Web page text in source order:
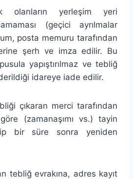
olanların yerleşim yeri
(geçici ayrılmalar
posta memuru tarafından
şerh ve imza edilir. Bu
yapıştırılmaz ve tebliğ
idareye iade edilir.
çıkaran merci tarafından
(zamanaşımı vs.) tayin
bir süre sonra yeniden
tebliğ evrakına, adres kayıt